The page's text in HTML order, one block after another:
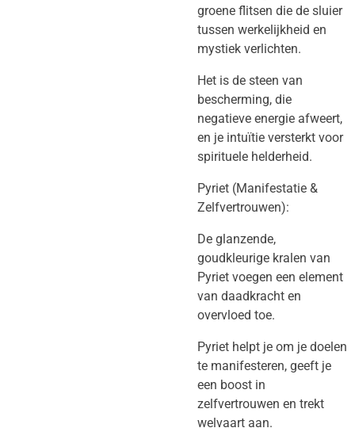
groene flitsen die de sluier
tussen werkelijkheid en
mystiek verlichten.
​Het is de steen van
bescherming, die
negatieve energie afweert,
en je intuïtie versterkt voor
spirituele helderheid.
​Pyriet (Manifestatie &
Zelfvertrouwen):
​De glanzende,
goudkleurige kralen van
Pyriet voegen een element
van daadkracht en
overvloed toe.
​Pyriet helpt je om je doelen
te manifesteren, geeft je
een boost in
zelfvertrouwen en trekt
welvaart aan.